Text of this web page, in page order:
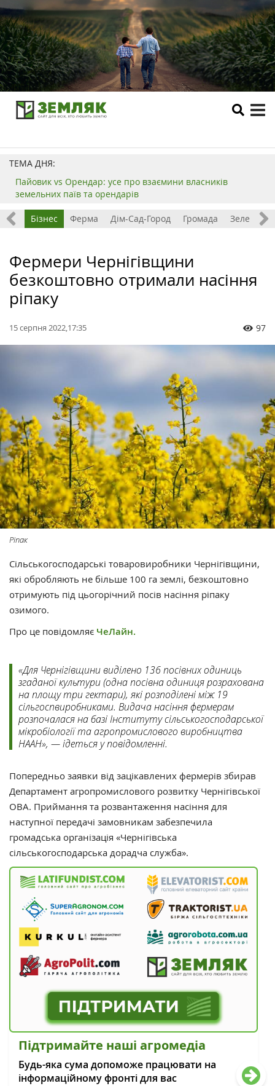
ТЕМА ДНЯ:
Пайовик vs Орендар: усе про взаємини власників
земельних паїв та орендарів
Бізнес Ферма Дім-Сад-Город Громада Зелений
Фермери Чернігівщини
безкоштовно отримали насіння
ріпаку
15 серпня 2022,17:35 97
Ріпак
Сільськогосподарські товаровиробники Чернігівщини,
які обробляють не більше 100 га землі, безкоштовно
отримують під цьогорічний посів насіння ріпаку
озимого.
Про це повідомляє ЧеЛайн.
«Для Чернігівщини виділено 136 посівних одиниць
згаданої культури (одна посівна одиниця розрахована
на площу три гектари), які розподілені між 19
сільгоспвиробниками. Видача насіння фермерам
розпочалася на базі Інституту сільськогосподарської
мікробіології та агропромислового виробництва
НААН», — ідеться у повідомленні.
Попередньо заявки від зацікавлених фермерів збирав
Департамент агропромислового розвитку Чернігівської
ОВА. Приймання та розвантаження насіння для
наступної передачі замовникам забезпечила
громадська організація «Чернігівська
сільськогосподарська дорадча служба».
Підтримайте наші агромедіа
Будь-яка сума допоможе працювати на
інформаційному фронті для вас